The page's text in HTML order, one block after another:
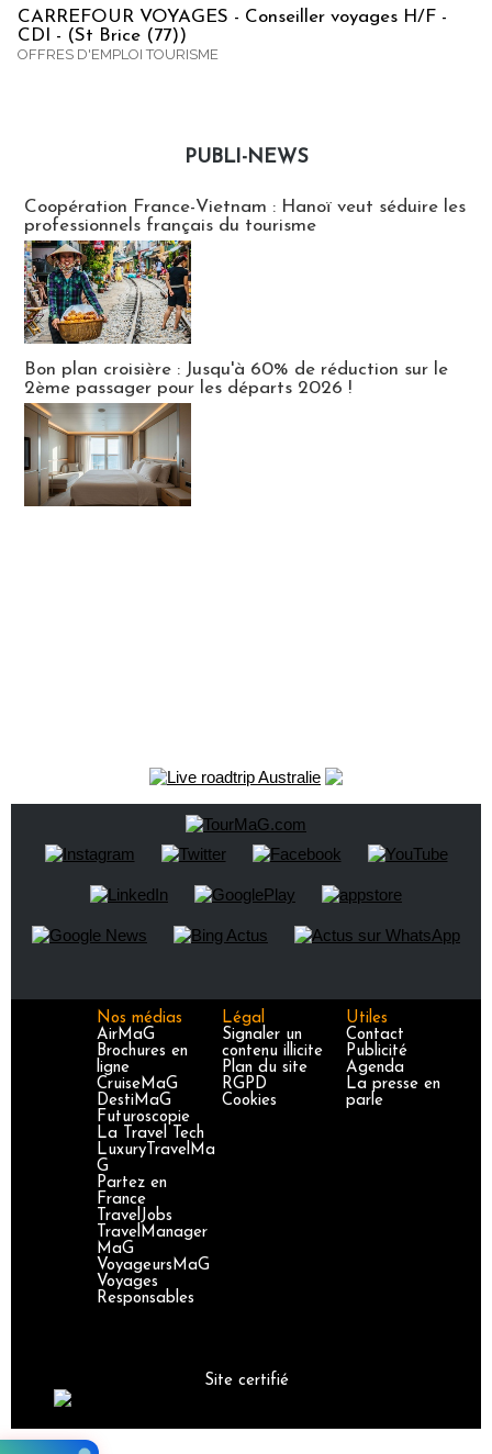
CARREFOUR VOYAGES - Conseiller voyages H/F -
CDI - (St Brice (77))
OFFRES D'EMPLOI TOURISME
PUBLI-NEWS
Coopération France-Vietnam : Hanoï veut séduire les
professionnels français du tourisme
Bon plan croisière : Jusqu'à 60% de réduction sur le
2ème passager pour les départs 2026 !
Nos médias
AirMaG
Brochures en
ligne
CruiseMaG
DestiMaG
Futuroscopie
La Travel Tech
LuxuryTravelMa
G
Partez en
France
TravelJobs
TravelManager
MaG
VoyageursMaG
Voyages
Responsables
Légal
Signaler un
contenu illicite
Plan du site
RGPD
Cookies
Utiles
Contact
Publicité
Agenda
La presse en
parle
Site certifié